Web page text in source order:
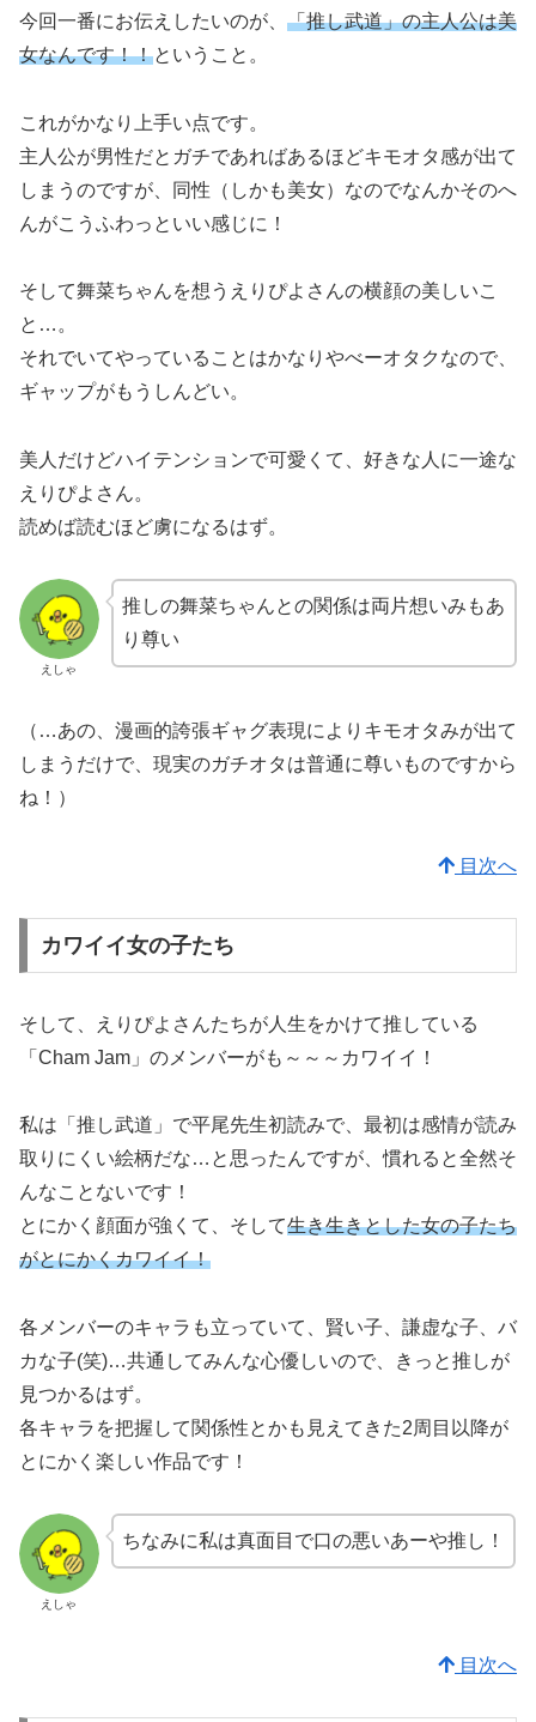
今回一番にお伝えしたいのが、 「推し武道」の主人公は美
女なんです！！ということ。
これがかなり上手い点です。
主人公が男性だとガチであればあるほどキモオタ感が出て
しまうのですが、同性（しかも美女）なのでなんかそのへ
んがこうふわっといい感じに！
そして舞菜ちゃんを想うえりぴよさんの横顔の美しいこ
と…。
それでいてやっていることはかなりやべーオタクなので、
ギャップがもうしんどい。
美人だけどハイテンションで可愛くて、好きな人に一途な
えりぴよさん。
読めば読むほど虜になるはず。
えしゃ
推しの舞菜ちゃんとの関係は両片想いみもあ
り尊い
（…あの、漫画的誇張ギャグ表現によりキモオタみが出て
しまうだけで、現実のガチオタは普通に尊いものですから
ね！）
目次へ
カワイイ女の子たち
そして、えりぴよさんたちが人生をかけて推している
「Cham Jam」のメンバーがも～～～カワイイ！
私は「推し武道」で平尾先生初読みで、最初は感情が読み
取りにくい絵柄だな…と思ったんですが、慣れると全然そ
んなことないです！
とにかく顔面が強くて、そして生き生きとした女の子たち
がとにかくカワイイ！
各メンバーのキャラも立っていて、賢い子、謙虚な子、バ
カな子(笑)…共通してみんな心優しいので、きっと推しが
見つかるはず。
各キャラを把握して関係性とかも見えてきた2周目以降が
とにかく楽しい作品です！
えしゃ
ちなみに私は真面目で口の悪いあーや推し！
目次へ